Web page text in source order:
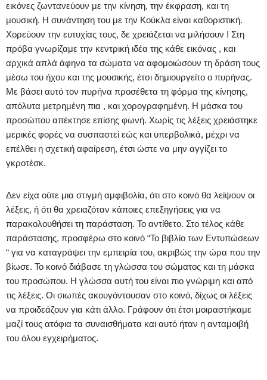
εικόνες ζωντανεύουν με την κίνηση, την έκφραση, και τη
μουσική. Η συνάντηση του με την Κούκλα είναι καθοριστική.
Χορεύουν την ευτυχίας τους, δε χρειάζεται να μιλήσουν ! Στη
πρόβα γνωρίζαμε την κεντρική ιδέα της κάθε εικόνας , και
αρχικά απλά άφηνα τα σώματα να αφομοιώσουν τη δράση τους
μέσω του ήχου και της μουσικής, έτσι δημιουργείτο ο πυρήνας.
Με βάσει αυτό τον πυρήνα προσέθετα τη φόρμα της κίνησης,
απόλυτα μετρημένη πια , και χορογραφημένη. Η μάσκα του
προσώπου απέκτησε επίσης φωνή. Χωρίς τις λέξεις χρειάστηκε
μερικές φορές να συσπαστεί εώς και υπερβολικά, μέχρι να
επέλθει η σχετική αφαίρεση, έτσι ώστε να μην αγγίζει το
γκροτέσκ.
Δεν είχα ούτε μια στιγμή αμφιβολία, ότι στο κοινό θα λείψουν οι
λέξεις, ή ότι θα χρειαζόταν κάποιες επεξηγήσεις για να
παρακολουθήσει τη παράσταση. Το αντίθετο. Στο τέλος κάθε
παράστασης, προσφέρω στο κοινό “Το βιβλίο των Εντυπώσεων
“ για να καταγράψει την εμπειρία του, ακριβώς την ώρα που την
βίωσε. Το κοινό διάβασε τη γλώσσα του σώματος και τη μάσκα
του προσώπου. Η γλώσσα αυτή του είναι πιο γνώριμη και από
τις λέξεις. Οι σιωπές ακουγόντουσαν στο κοινό, δίχως οι λέξεις
να προιδεάζουν για κάτι άλλο. Γράφουν ότι έτσι μοιραστήκαμε
μαζί τους ατόφια τα συναισθήματα και αυτό ήταν η ανταμοιβή
του όλου εγχειρήματος.